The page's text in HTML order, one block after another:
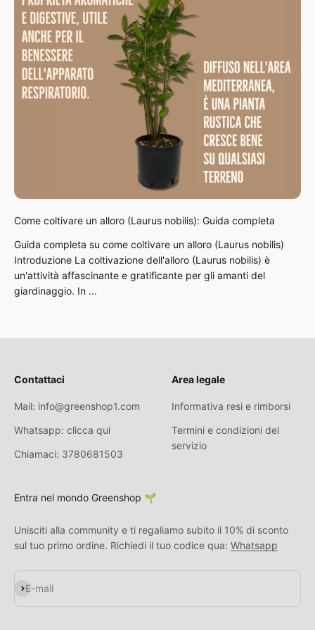
Come coltivare un alloro (Laurus nobilis): Guida completa
Guida completa su come coltivare un alloro (Laurus nobilis)
Introduzione La coltivazione dell'alloro (Laurus nobilis) è
un'attività affascinante e gratificante per gli amanti del
giardinaggio. In ...
Contattaci
Mail: info@greenshop1.com
Whatsapp: clicca qui
Chiamaci: 3780681503
Area legale
Informativa resi e rimborsi
Termini e condizioni del
servizio
Entra nel mondo Greenshop 🌱
Unisciti alla community e ti regaliamo subito il 10% di sconto
sul tuo primo ordine. Richiedi il tuo codice qua: Whatsapp
E-mail
Iscriviti alla newsletter